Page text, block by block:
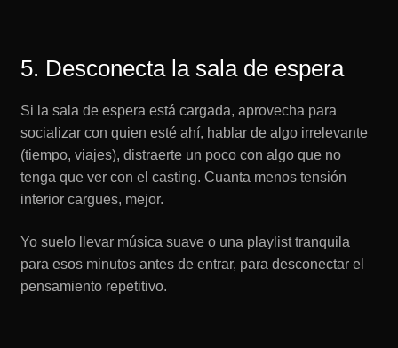
5. Desconecta la sala de espera
Si la sala de espera está cargada, aprovecha para
socializar con quien esté ahí, hablar de algo irrelevante
(tiempo, viajes), distraerte un poco con algo que no
tenga que ver con el casting. Cuanta menos tensión
interior cargues, mejor.
Yo suelo llevar música suave o una playlist tranquila
para esos minutos antes de entrar, para desconectar el
pensamiento repetitivo.